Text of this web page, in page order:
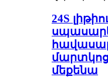
24S
մեքենա